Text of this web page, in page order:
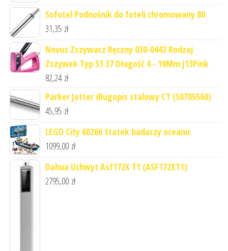
Sofotel Podnośnik do foteli chromowany 80
31,35 zł
Novus Zszywacz Ręczny 030-0442 Rodzaj
Zszywek Typ 53 37 Długość 4 - 10Mm J13Pink
82,24 zł
Parker Jotter długopis stalowy CT (S0705560)
45,95 zł
LEGO City 60266 Statek badaczy oceanu
1099,00 zł
Dahua Uchwyt Asf172X T1 (ASF172XT1)
2795,00 zł